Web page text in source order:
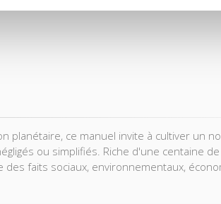
planétaire, ce manuel invite à cultiver un
ou simplifiés. Riche d'une centaine
faits sociaux, environnementaux,